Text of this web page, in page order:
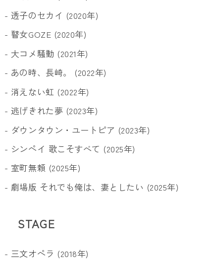
- 透子のセカイ (2020年)
- 瞽女GOZE (2020年)
- 大コメ騒動 (2021年)
- あの時、長崎。 (2022年)
- 消えない虹 (2022年)
- 逃げきれた夢 (2023年)
- ダウンタウン・ユートピア (2023年)
- シンペイ 歌こそすべて (2025年)
- 室町無頼 (2025年)
- 劇場版 それでも俺は、妻としたい (2025年)
STAGE
- 三文オペラ (2018年)